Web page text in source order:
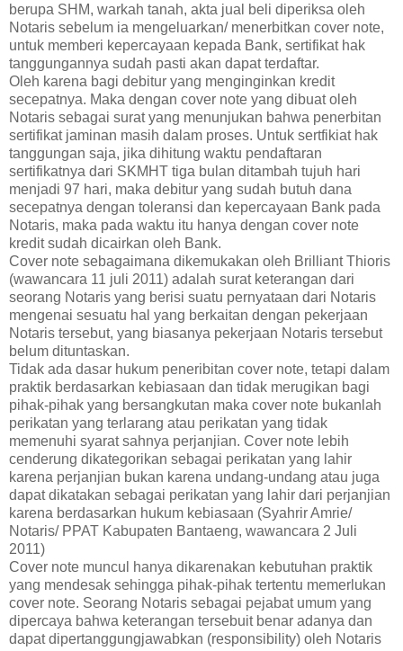
berupa SHM, warkah tanah, akta jual beli diperiksa oleh
Notaris sebelum ia mengeluarkan/ menerbitkan cover note,
untuk memberi kepercayaan kepada Bank, sertifikat hak
tanggungannya sudah pasti akan dapat terdaftar.
Oleh karena bagi debitur yang menginginkan kredit
secepatnya. Maka dengan cover note yang dibuat oleh
Notaris sebagai surat yang menunjukan bahwa penerbitan
sertifikat jaminan masih dalam proses. Untuk sertfikiat hak
tanggungan saja, jika dihitung waktu pendaftaran
sertifikatnya dari SKMHT tiga bulan ditambah tujuh hari
menjadi 97 hari, maka debitur yang sudah butuh dana
secepatnya dengan toleransi dan kepercayaan Bank pada
Notaris, maka pada waktu itu hanya dengan cover note
kredit sudah dicairkan oleh Bank.
Cover note sebagaimana dikemukakan oleh Brilliant Thioris
(wawancara 11 juli 2011) adalah surat keterangan dari
seorang Notaris yang berisi suatu pernyataan dari Notaris
mengenai sesuatu hal yang berkaitan dengan pekerjaan
Notaris tersebut, yang biasanya pekerjaan Notaris tersebut
belum dituntaskan.
Tidak ada dasar hukum peneribitan cover note, tetapi dalam
praktik berdasarkan kebiasaan dan tidak merugikan bagi
pihak-pihak yang bersangkutan maka cover note bukanlah
perikatan yang terlarang atau perikatan yang tidak
memenuhi syarat sahnya perjanjian. Cover note lebih
cenderung dikategorikan sebagai perikatan yang lahir
karena perjanjian bukan karena undang-undang atau juga
dapat dikatakan sebagai perikatan yang lahir dari perjanjian
karena berdasarkan hukum kebiasaan (Syahrir Amrie/
Notaris/ PPAT Kabupaten Bantaeng, wawancara 2 Juli
2011)
Cover note muncul hanya dikarenakan kebutuhan praktik
yang mendesak sehingga pihak-pihak tertentu memerlukan
cover note. Seorang Notaris sebagai pejabat umum yang
dipercaya bahwa keterangan tersebuit benar adanya dan
dapat dipertanggungjawabkan (responsibility) oleh Notaris